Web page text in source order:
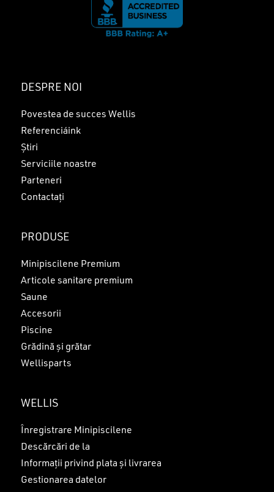
DESPRE NOI
Povestea de succes Wellis
Referenciáink
Știri
Serviciile noastre
Parteneri
Contactați
PRODUSE
Minipiscilene Premium
Articole sanitare premium
Saune
Accesorii
Piscine
Grădină și grătar
Wellisparts
WELLIS
Înregistrare Minipiscilene
Descărcări de la
Informații privind plata și livrarea
Gestionarea datelor